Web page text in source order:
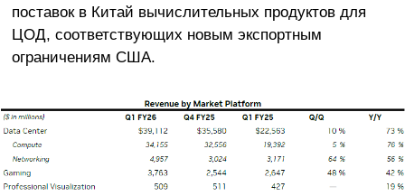
поставок в Китай вычислительных продуктов для
ЦОД, соответствующих новым экспортным
ограничениям США.